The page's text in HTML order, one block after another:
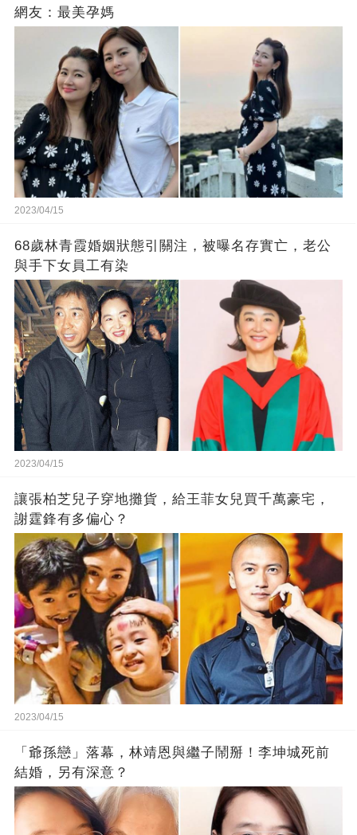
網友：最美孕媽
2023/04/15
68歲林青霞婚姻狀態引關注，被曝名存實亡，老公
與手下女員工有染
2023/04/15
讓張柏芝兒子穿地攤貨，給王菲女兒買千萬豪宅，
謝霆鋒有多偏心？
2023/04/15
「爺孫戀」落幕，林靖恩與繼子鬧掰！李坤城死前
結婚，另有深意？